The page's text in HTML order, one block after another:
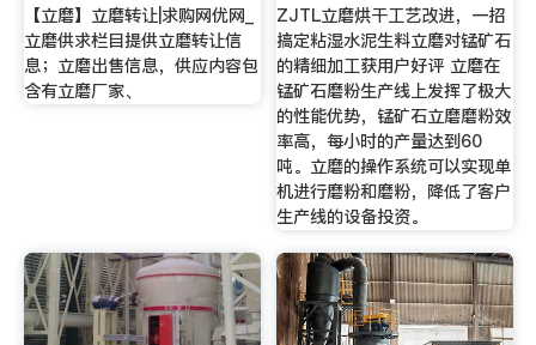
【立磨】立磨转让|求购网优网_
立磨供求栏目提供立磨转让信
息；立磨出售信息，供应内容包
含有立磨厂家、
ZJTL立磨烘干工艺改进，一招
搞定粘湿水泥生料立磨对锰矿石
的精细加工获用户好评 立磨在
锰矿石磨粉生产线上发挥了极大
的性能优势，锰矿石立磨磨粉效
率高，每小时的产量达到60
吨。立磨的操作系统可以实现单
机进行磨粉和磨粉，降低了客户
生产线的设备投资。